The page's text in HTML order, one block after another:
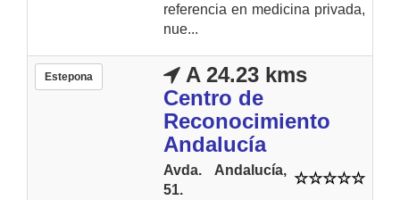
referencia en medicina privada,
nue...
Estepona
A 24.23 kms
Centro de
Reconocimiento
Andalucía
Avda. Andalucía,
51.